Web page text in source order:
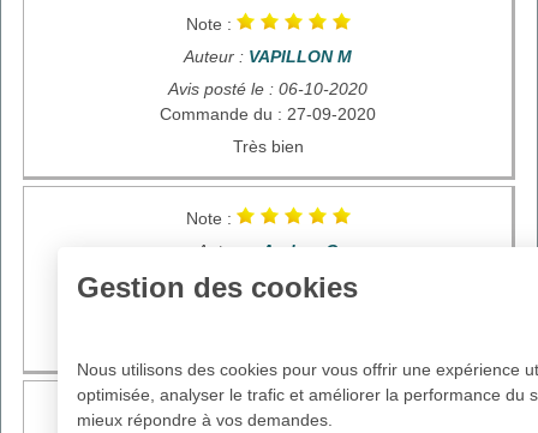
Note :
Auteur : VAPILLON M
Avis posté le : 06-10-2020
Commande du : 27-09-2020
Très bien
Note :
Auteur :
Audrey G
Avis posté le : 26-09-2020
Note :
Gestion des cookies
Nous utilisons des cookies pour vous offrir une expérience
optimisée, analyser le trafic et améliorer la performance du
mieux répondre à vos demandes.